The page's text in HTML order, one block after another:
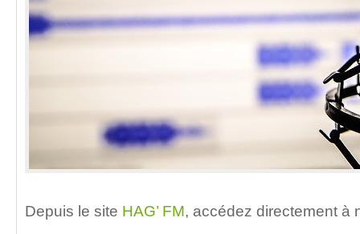
Depuis le site HAG’ FM, accédez directement à